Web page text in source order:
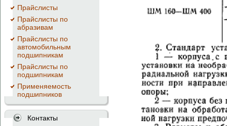
Прайслисты
Прайслисты по
абразивам
Прайслисты по
автомобильным
подшипникам
Прайслисты по
подшипникам
Применяемость
подшипников
Контакты